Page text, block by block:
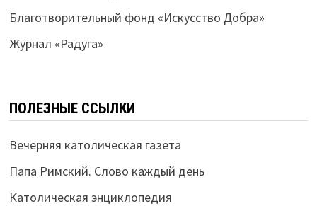
Благотворительный фонд «Искусство Добра»
Журнал «Радуга»
ПОЛЕЗНЫЕ ССЫЛКИ
Вечерняя католическая газета
Папа Римский. Слово каждый день
Католическая энциклопедия